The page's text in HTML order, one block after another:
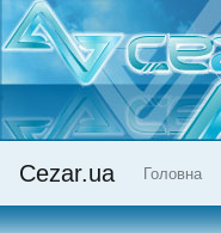
Cezar.ua Головна